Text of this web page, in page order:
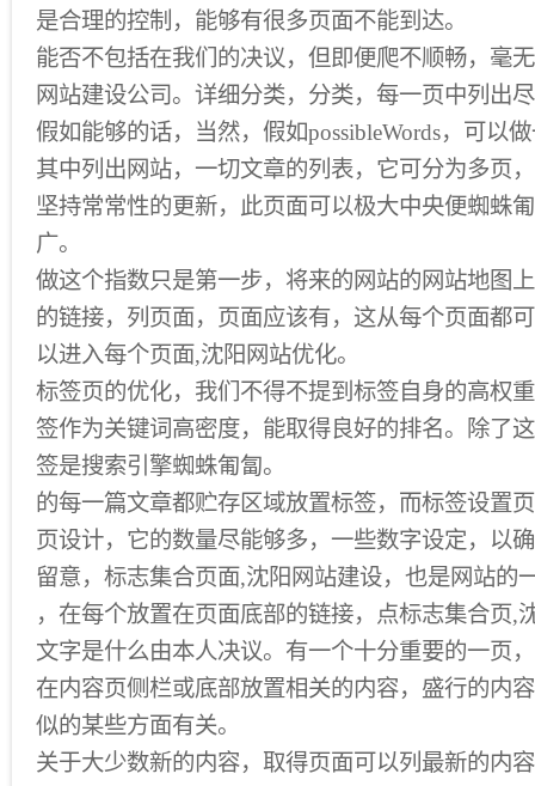
是合理的控制，能够有很多页面不能到达。
能否不包括在我们的决议，但即便爬不顺畅，毫
网站建设公司。详细分类，分类，每一页中列出
假如能够的话，当然，假如possibleWords，可以
其中列出网站，一切文章的列表，它可分为多页
坚持常常性的更新，此页面可以极大中央便蜘蛛
广。
做这个指数只是第一步，将来的网站的网站地图
的链接，列页面，页面应该有，这从每个页面都
以进入每个页面,沈阳网站优化。
标签页的优化，我们不得不提到标签自身的高权
签作为关键词高密度，能取得良好的排名。除了
签是搜索引擎蜘蛛匍匐。
的每一篇文章都贮存区域放置标签，而标签设置
页设计，它的数量尽能够多，一些数字设定，以
留意，标志集合页面,沈阳网站建设，也是网站的
，在每个放置在页面底部的链接，点标志集合页,
文字是什么由本人决议。有一个十分重要的一页
在内容页侧栏或底部放置相关的内容，盛行的内
似的某些方面有关。
关于大少数新的内容，取得页面可以列最新的内